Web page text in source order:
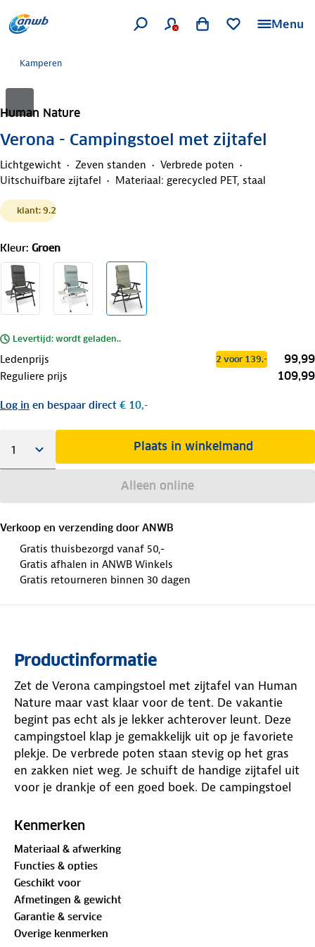
Menu
Kamperen
Human Nature
Verona - Campingstoel met zijtafel
Lichtgewicht Zeven standen
Verbrede poten
Uitschuifbare zijtafel
Materiaal: gerecycled PET, staal
klant: 9.2
Kleur: Groen
Levertijd: wordt geladen..
Ledenprijs 2 voor 139,- 99,99
Reguliere prijs 109,99
Log in en bespaar direct € 10,-
Plaats in winkelmand
Alleen online
Verkoop en verzending door ANWB
Gratis thuisbezorgd vanaf 50,-
Gratis afhalen in ANWB Winkels
Gratis retourneren binnen 30 dagen
Productinformatie
Zet de Verona campingstoel met zijtafel van Human
Nature maar vast klaar voor de tent. De vakantie
begint pas echt als je lekker achterover leunt. Deze
campingstoel klap je gemakkelijk uit op je favoriete
plekje. De verbrede poten staan stevig op het gras
en zakken niet weg. Je schuift de handige zijtafel uit
voor je drankje of een goed boek. De campingstoel
zeven verschillende standen voor de beste houding.
aanvulling op je Verona campingstoel.
Iconische klassieker
De Human Nature campingstoel luxe met zijtafel is
al sinds 2013 de bekendste én meest verkochte
campingstoel in ons assortiment, en dat is niet
Kenmerken
Materiaal & afwerking
Functies & opties
Geschikt voor
Afmetingen & gewicht
Garantie & service
Overige kenmerken